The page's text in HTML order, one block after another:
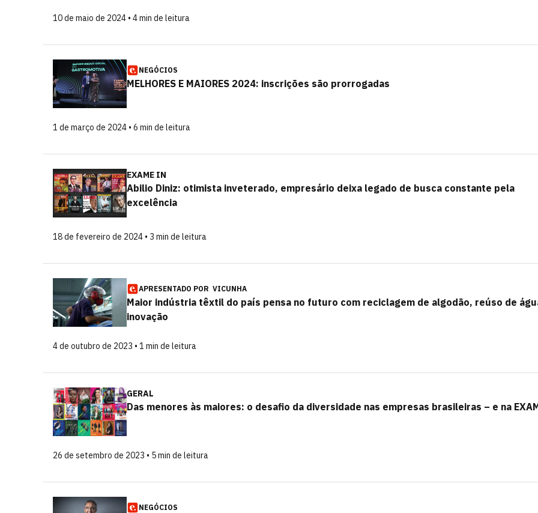
10 de maio de 2024 • 4 min de leitura
NEGÓCIOS
MELHORES E MAIORES 2024: inscrições são prorrogadas
1 de março de 2024 • 6 min de leitura
EXAME IN
Abilio Diniz: otimista inveterado, empresário deixa legado de busca constante pela
excelência
18 de fevereiro de 2024 • 3 min de leitura
APRESENTADO POR VICUNHA
Maior indústria têxtil do país pensa no futuro com reciclagem de algodão, reúso de
inovação
4 de outubro de 2023 • 1 min de leitura
GERAL
Das menores às maiores: o desafio da diversidade nas empresas brasileiras – e na
26 de setembro de 2023 • 5 min de leitura
NEGÓCIOS